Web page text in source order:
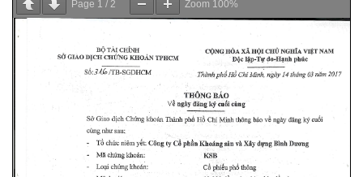
Page 1 / 2 Zoom 100%